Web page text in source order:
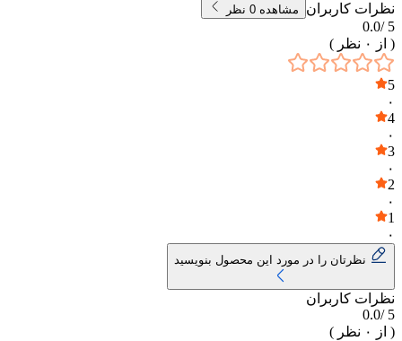
نظرات کاربران
مشاهده 0 نظر
5 /
0.0
( از
۰ نظر )
5
۰
4
۰
3
۰
2
۰
1
۰
نظرتان را در مورد این محصول بنویسید
نظرات کاربران
5 /
0.0
( از
۰ نظر )